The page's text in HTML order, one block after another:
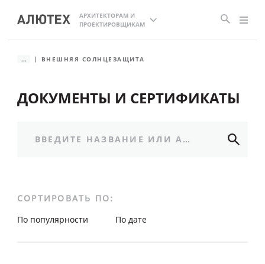
АРХИТЕКТОРАМ И
ПРОЕКТИРОВЩИКАМ
... ВНЕШНЯЯ СОЛНЦЕЗАЩИТА
ДОКУМЕНТЫ И СЕРТИФИКАТЫ
СОРТИРОВАТЬ ПО:
По популярности
По дате